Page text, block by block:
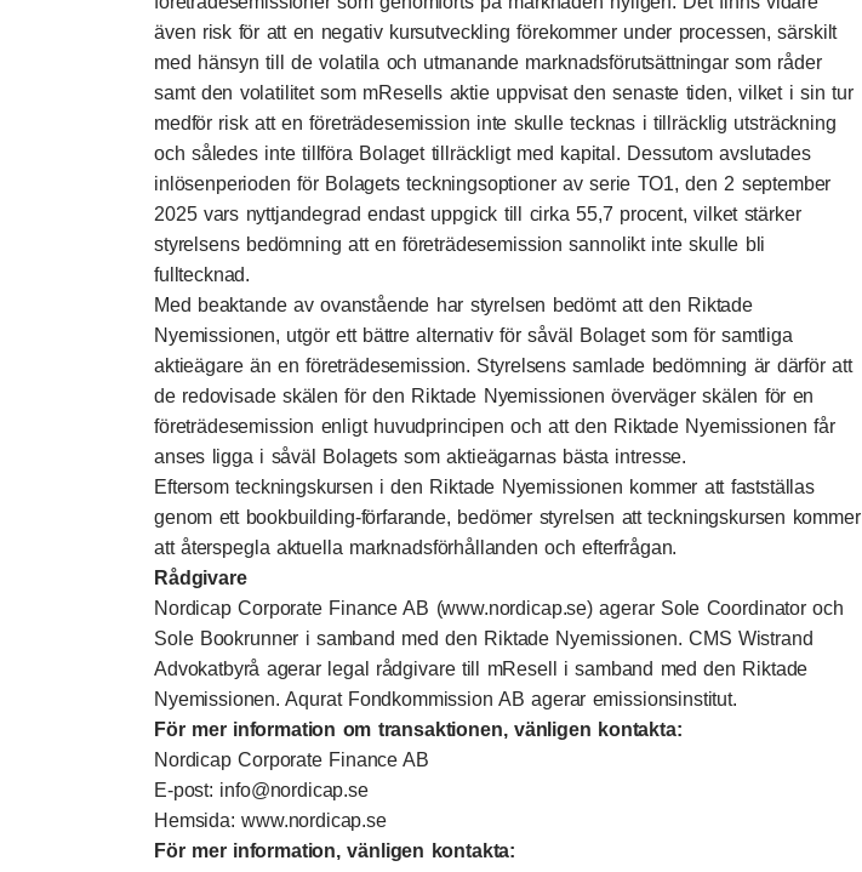
även risk för att en negativ kursutveckling förekommer under processen, särskilt
med hänsyn till de volatila och utmanande marknadsförutsättningar som råder
samt den volatilitet som mResells aktie uppvisat den senaste tiden, vilket i sin tur
medför risk att en företrädesemission inte skulle tecknas i tillräcklig utsträckning
och således inte tillföra Bolaget tillräckligt med kapital. Dessutom avslutades
inlösenperioden för Bolagets teckningsoptioner av serie TO1, den 2 september
2025 vars nyttjandegrad endast uppgick till cirka 55,7 procent, vilket stärker
styrelsens bedömning att en företrädesemission sannolikt inte skulle bli
fulltecknad.
Med beaktande av ovanstående har styrelsen bedömt att den Riktade
Nyemissionen, utgör ett bättre alternativ för såväl Bolaget som för samtliga
aktieägare än en företrädesemission. Styrelsens samlade bedömning är därför att
de redovisade skälen för den Riktade Nyemissionen överväger skälen för en
företrädesemission enligt huvudprincipen och att den Riktade Nyemissionen får
anses ligga i såväl Bolagets som aktieägarnas bästa intresse.
Eftersom teckningskursen i den Riktade Nyemissionen kommer att fastställas
genom ett bookbuilding-förfarande, bedömer styrelsen att teckningskursen kommer
att återspegla aktuella marknadsförhållanden och efterfrågan.
Rådgivare
Nordicap Corporate Finance AB (www.nordicap.se) agerar Sole Coordinator och
Sole Bookrunner i samband med den Riktade Nyemissionen. CMS Wistrand
Advokatbyrå agerar legal rådgivare till mResell i samband med den Riktade
Nyemissionen. Aqurat Fondkommission AB agerar emissionsinstitut.
För mer information om transaktionen, vänligen kontakta:
Nordicap Corporate Finance AB
E-post: info@nordicap.se
Hemsida: www.nordicap.se
För mer information, vänligen kontakta: